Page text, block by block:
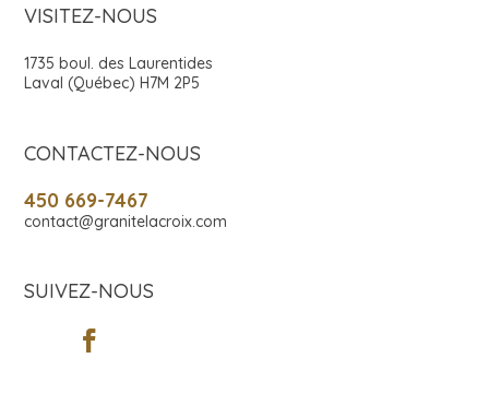
VISITEZ-NOUS
1735 boul. des Laurentides
Laval (Québec) H7M 2P5
CONTACTEZ-NOUS
450 669-7467
contact@granitelacroix.com
SUIVEZ-NOUS